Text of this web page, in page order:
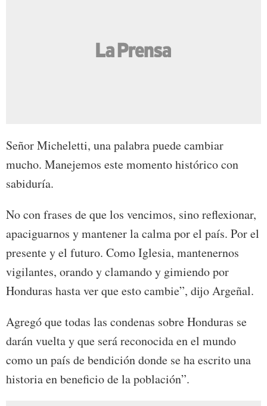
Señor Micheletti, una palabra puede cambiar
mucho. Manejemos este momento histórico con
sabiduría.
No con frases de que los vencimos, sino reflexionar,
apaciguarnos y mantener la calma por el país. Por el
presente y el futuro. Como Iglesia, mantenernos
vigilantes, orando y clamando y gimiendo por
Honduras hasta ver que esto cambie”, dijo Argeñal.
Agregó que todas las condenas sobre Honduras se
darán vuelta y que será reconocida en el mundo
como un país de bendición donde se ha escrito una
historia en beneficio de la población”.